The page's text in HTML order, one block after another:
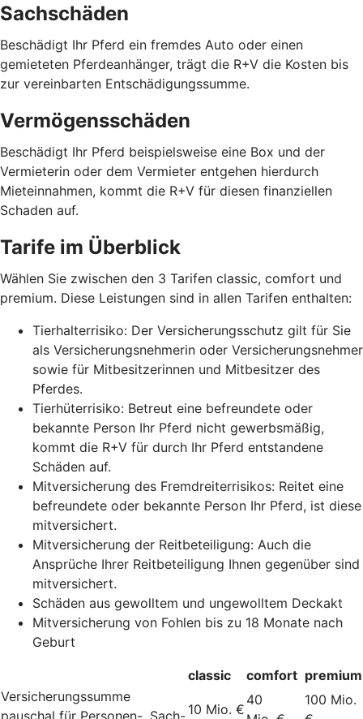
Sachschäden
Beschädigt Ihr Pferd ein fremdes Auto oder einen
gemieteten Pferdeanhänger, trägt die R+V die Kosten bis
zur vereinbarten Entschädigungssumme.
Vermögensschäden
Beschädigt Ihr Pferd beispielsweise eine Box und der
Vermieterin oder dem Vermieter entgehen hierdurch
Mieteinnahmen, kommt die R+V für diesen finanziellen
Schaden auf.
Tarife im Überblick
Wählen Sie zwischen den 3 Tarifen classic, comfort und
premium. Diese Leistungen sind in allen Tarifen enthalten:
Tierhalterrisiko: Der Versicherungsschutz gilt für Sie
als Versicherungsnehmerin oder Versicherungsnehmer
sowie für Mitbesitzerinnen und Mitbesitzer des
Pferdes.
Tierhüterrisiko: Betreut eine befreundete oder
bekannte Person Ihr Pferd nicht gewerbsmäßig,
kommt die R+V für durch Ihr Pferd entstandene
Schäden auf.
Mitversicherung des Fremdreiterrisikos: Reitet eine
befreundete oder bekannte Person Ihr Pferd, ist diese
mitversichert.
Mitversicherung der Reitbeteiligung: Auch die
Ansprüche Ihrer Reitbeteiligung Ihnen gegenüber sind
mitversichert.
Schäden aus gewolltem und ungewolltem Deckakt
Mitversicherung von Fohlen bis zu 18 Monate nach
Geburt
classic comfort premium
Versicherungssumme
pauschal für Personen-, Sach- 10 Mio. €
40
100 Mio.